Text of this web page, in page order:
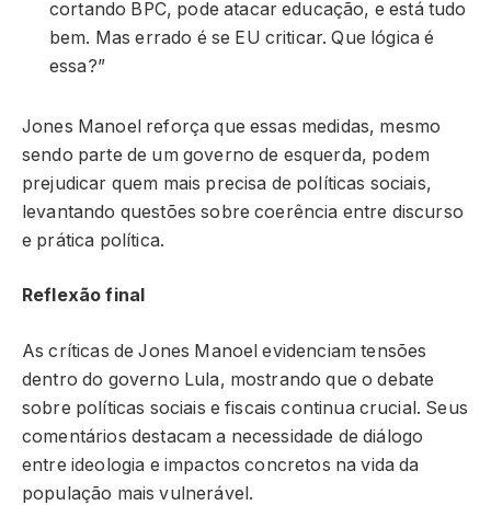
cortando BPC, pode atacar educação, e está tudo
bem. Mas errado é se EU criticar. Que lógica é
essa?”
Jones Manoel reforça que essas medidas, mesmo
sendo parte de um governo de esquerda, podem
prejudicar quem mais precisa de políticas sociais,
levantando questões sobre coerência entre discurso
e prática política.
Reflexão final
As críticas de Jones Manoel evidenciam tensões
dentro do governo Lula, mostrando que o debate
sobre políticas sociais e fiscais continua crucial. Seus
comentários destacam a necessidade de diálogo
entre ideologia e impactos concretos na vida da
população mais vulnerável.